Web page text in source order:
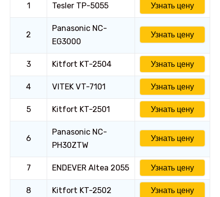
1 Tesler TP-5055 Узнать цену
2
Panasonic NC-
EG3000
Узнать цену
3 Kitfort KT-2504 Узнать цену
4 VITEK VT-7101 Узнать цену
5 Kitfort KT-2501 Узнать цену
6
Panasonic NC-
PH30ZTW
Узнать цену
7 ENDEVER Altea 2055 Узнать цену
8 Kitfort KT-2502 Узнать цену